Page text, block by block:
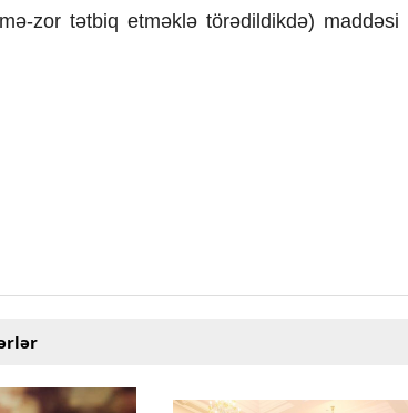
zor tətbiq etməklə törədildikdə) maddəsi